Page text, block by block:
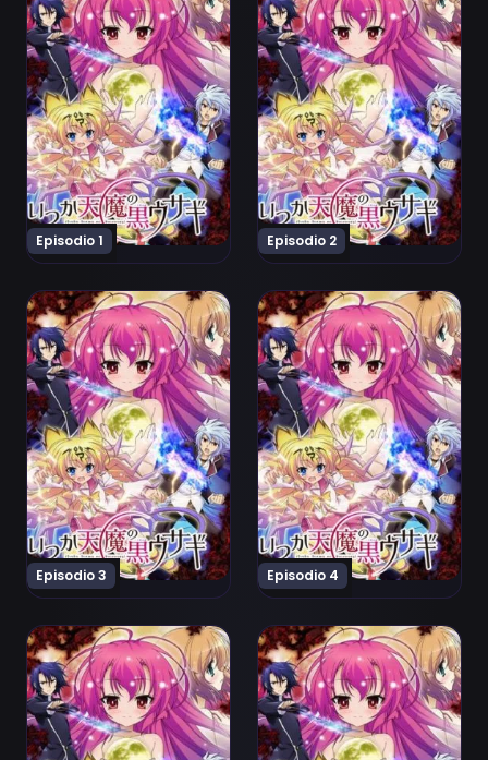
Episodio 1 Episodio 2
Episodio 3
Ver Itsuka Tenma no Kuro-Usagi Episodio 3
Episodio 4
Ver Itsuka Tenma no
Ver Itsuka Tenma no Kuro-Usagi Episodio 5
Ver Itsuka Tenma no